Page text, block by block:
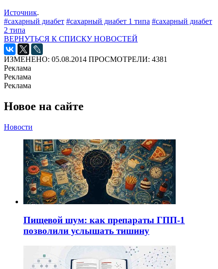
Источник.
#сахарный диабет #сахарный диабет 1 типа #сахарный диабет
2 типа
ВЕРНУТЬСЯ К СПИСКУ НОВОСТЕЙ
ИЗМЕНЕНО: 05.08.2014 ПРОСМОТРЕЛИ: 4381
Реклама
Реклама
Реклама
Новое на сайте
Новости
Пищевой шум: как препараты ГПП-1
позволили услышать тишину